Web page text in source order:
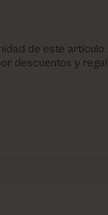
de este articulo
descuentos y